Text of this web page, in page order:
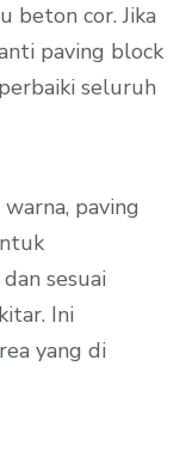
beton cor. Jika
paving block
seluruh
paving
sesuai
Ini
yang di